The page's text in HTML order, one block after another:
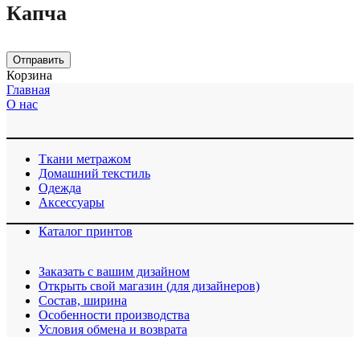
Капча
Отправить
Корзина
Главная
О нас
Ткани метражом
Домашний текстиль
Одежда
Аксессуары
Каталог принтов
Заказать с вашим дизайном
Открыть свой магазин (для дизайнеров)
Cостав, ширина
Особенности производства
Условия обмена и возврата